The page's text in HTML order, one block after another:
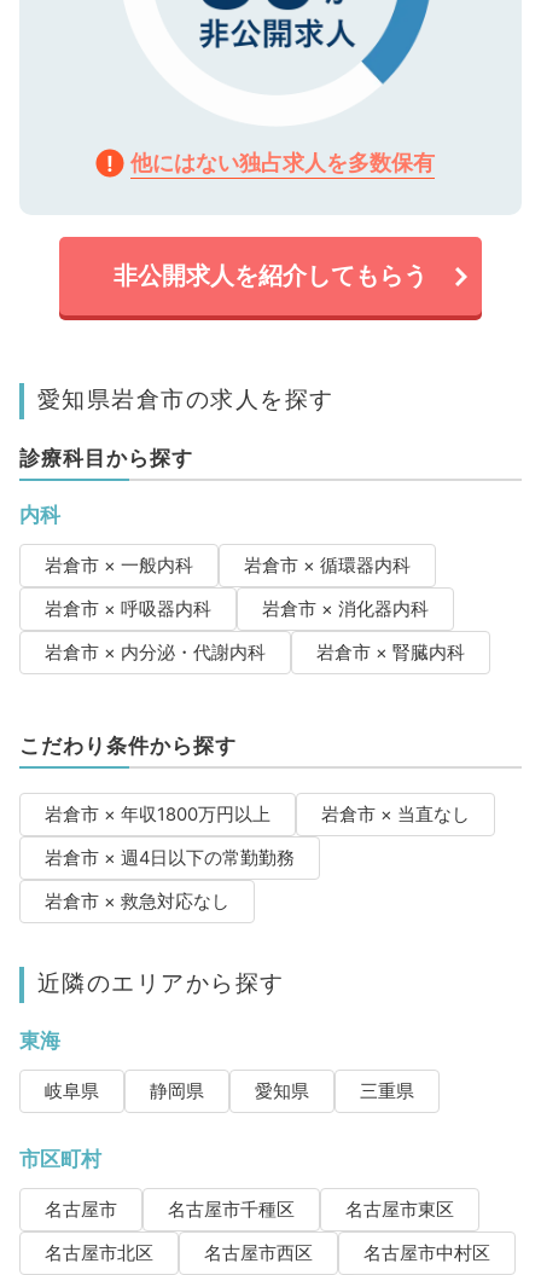
他にはない独占求人を多数保有
非公開求人を紹介してもらう
愛知県岩倉市の求人を探す
診療科目から探す
内科
岩倉市 × 一般内科
岩倉市 × 循環器内科
岩倉市 × 呼吸器内科
岩倉市 × 消化器内科
岩倉市 × 内分泌・代謝内科
岩倉市 × 腎臓内科
こだわり条件から探す
岩倉市 × 年収1800万円以上
岩倉市 × 当直なし
岩倉市 × 週4日以下の常勤勤務
岩倉市 × 救急対応なし
近隣のエリアから探す
東海
岐阜県 静岡県 愛知県 三重県
市区町村
名古屋市 名古屋市千種区
名古屋市東区
名古屋市北区
名古屋市西区
名古屋市中村区